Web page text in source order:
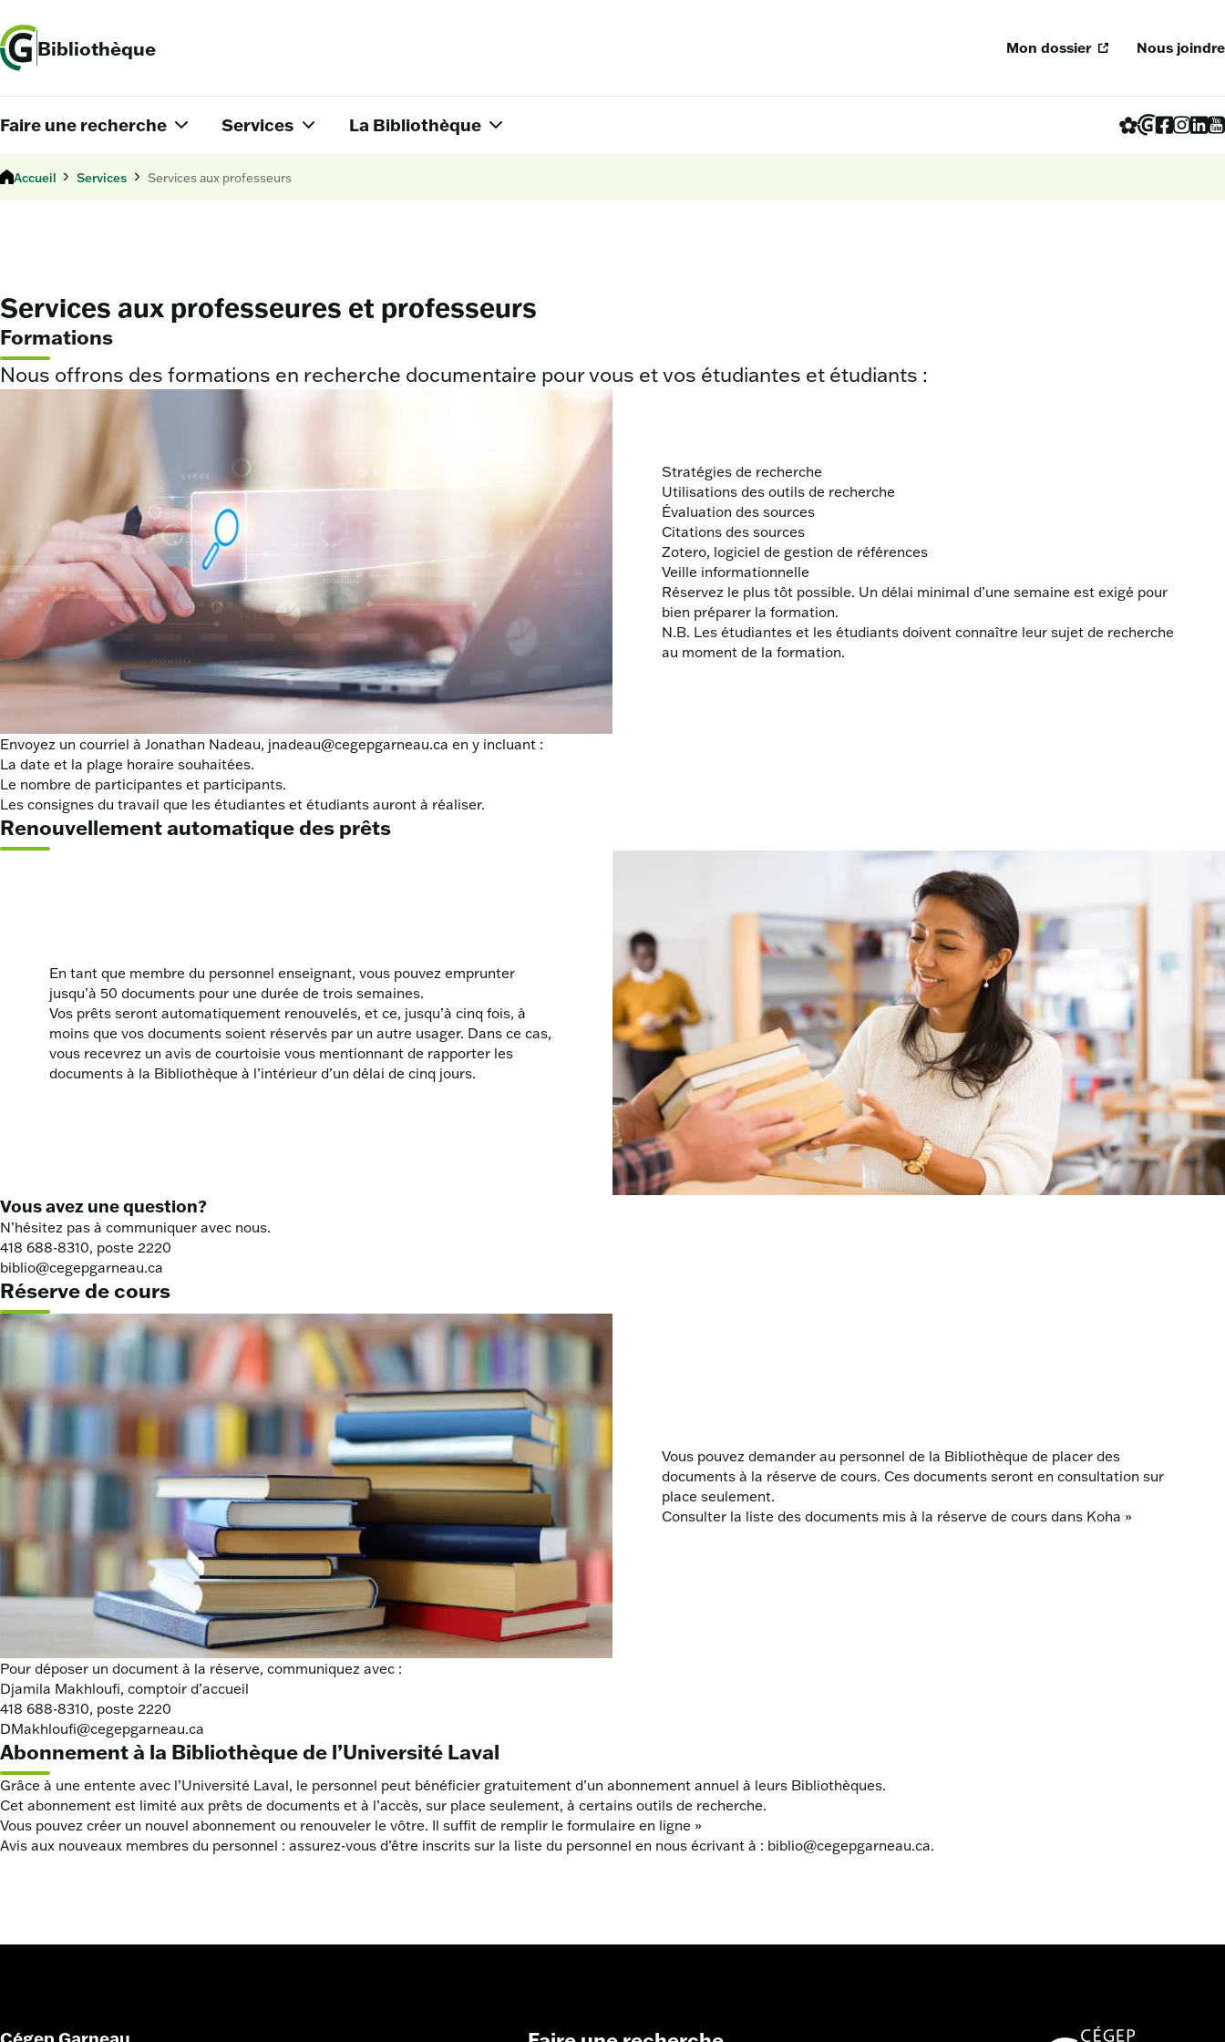
Bibliothèque Mon dossier Nous joindre
Faire une recherche Services La Bibliothèque
Accueil Services Services aux professeurs
Services aux professeures et professeurs
Formations
Nous offrons des formations en recherche documentaire pour vous et vos étudiantes et étudiants :
Stratégies de recherche
Utilisations des outils de recherche
Évaluation des sources
Citations des sources
Zotero, logiciel de gestion de références
Veille informationnelle
Réservez le plus tôt possible. Un délai minimal d’une semaine est exigé pour
bien préparer la formation.
N.B. Les étudiantes et les étudiants doivent connaître leur sujet de recherche
au moment de la formation.
Envoyez un courriel à Jonathan Nadeau, jnadeau@cegepgarneau.ca en y incluant :
La date et la plage horaire souhaitées.
Le nombre de participantes et participants.
Les consignes du travail que les étudiantes et étudiants auront à réaliser.
Renouvellement automatique des prêts
En tant que membre du personnel enseignant, vous pouvez emprunter
jusqu’à 50 documents pour une durée de trois semaines.
Vos prêts seront automatiquement renouvelés, et ce, jusqu’à cinq fois, à
moins que vos documents soient réservés par un autre usager. Dans ce cas,
vous recevrez un avis de courtoisie vous mentionnant de rapporter les
documents à la Bibliothèque à l’intérieur d’un délai de cinq jours.
Vous avez une question?
N’hésitez pas à communiquer avec nous.
418 688-8310, poste 2220
biblio@cegepgarneau.ca
Réserve de cours
Vous pouvez demander au personnel de la Bibliothèque de placer des
documents à la réserve de cours. Ces documents seront en consultation sur
place seulement.
Consulter la liste des documents mis à la réserve de cours dans Koha »
Pour déposer un document à la réserve, communiquez avec :
Djamila Makhloufi, comptoir d’accueil
418 688-8310, poste 2220
DMakhloufi@cegepgarneau.ca
Abonnement à la Bibliothèque de l’Université Laval
Grâce à une entente avec l’Université Laval, le personnel peut bénéficier gratuitement d’un abonnement annuel à leurs Bibliothèques.
Cet abonnement est limité aux prêts de documents et à l’accès, sur place seulement, à certains outils de recherche.
Vous pouvez créer un nouvel abonnement ou renouveler le vôtre. Il suffit de remplir le formulaire en ligne »
Avis aux nouveaux membres du personnel : assurez-vous d’être inscrits sur la liste du personnel en nous écrivant à : biblio@cegepgarneau.ca.